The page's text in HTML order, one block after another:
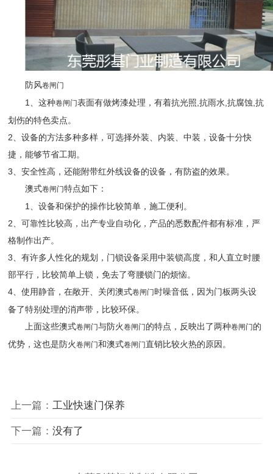
防风卷闸门
1、这种卷闸门表面有做烤漆处理，有着抗光照,抗雨水,抗腐蚀,抗
划伤的特色卖点。
2、设备的方法多种多样，可选择外装、内装、中装，设备十分快
捷，能够节省工期。
3、安全性高，还能附带红外线设备的设备，有防盗的效果。
澳式卷闸门特点如下：
1、设备和保护的操作比较简单，施工便利。
2、可靠性比较高，出产专业自动化，产品的悉数配件都有标准，严
格制作出产。
3、有许多人性化的规划，门锁设备采用中装锁高度，和人直立时腰
部平行，比较简单上锁，免去了弯腰锁门的烦恼。
4、使用静音，在敞开、关闭澳式卷闸门时噪音低，因为门板两头设
备了特别处理的消声带，比较环保。
上面这些澳式卷闸门与防火卷闸门的特点，反映出了两种卷闸门的
优势，这也是防火卷闸门和澳式卷闸门直销比较火热的原因。
上一篇： 工业快速门保养
下一篇： 没有了